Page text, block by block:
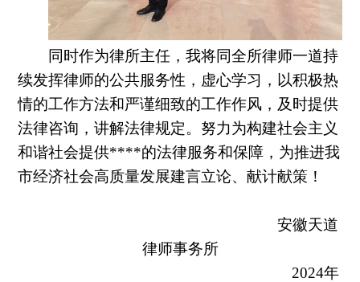
同时作为律所主任，我将同全所律师一道持
续发挥律师的公共服务性，虚心学习，以积极热
情的工作方法和严谨细致的工作作风，及时提供
法律咨询，讲解法律规定。 努力为构建社会主义
和谐社会提供****的法律服务和保障，为推进我
市经济社会高质量发展建言立论、献计献策！
安徽天道
律师事务所
2024年